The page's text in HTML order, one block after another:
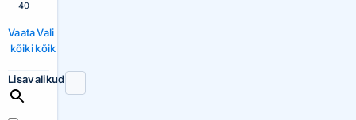
40
Vaata
kõiki
Vali
kõik
Lisavalikud